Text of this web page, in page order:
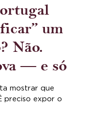
um
Não.
— e só
mostrar que
preciso expor o